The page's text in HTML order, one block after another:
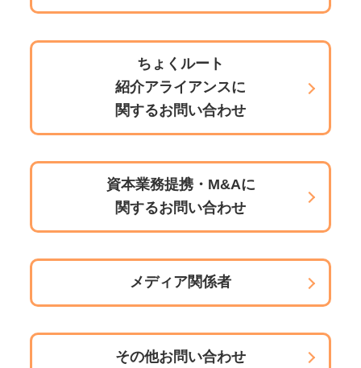
ちょくルート
紹介アライアンスに
関するお問い合わせ
資本業務提携・M&Aに
関するお問い合わせ
メディア関係者
その他お問い合わせ